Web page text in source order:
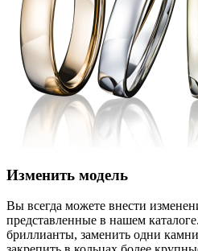
Изменить модель
Вы всегда можете внести
представленные в нашем
бриллианты, заменить одни